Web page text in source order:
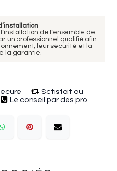
de l’ensemble de
un professionnel qualifié afin
leur sécurité et la
la garantie.
Satisfait ou
Le conseil par des pro